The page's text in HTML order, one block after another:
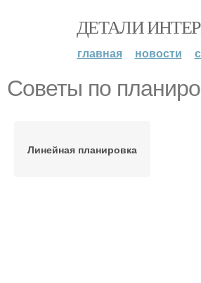
ДЕТАЛИ
главная новости
Советы по
Линейная планировка